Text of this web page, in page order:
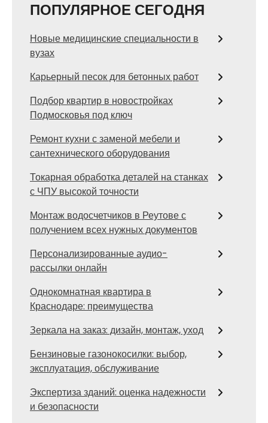
ПОПУЛЯРНОЕ СЕГОДНЯ
Новые медицинские специальности в
вузах
Карьерный песок для бетонных работ
Подбор квартир в новостройках
Подмосковья под ключ
Ремонт кухни с заменой мебели и
сантехнического оборудования
Токарная обработка деталей на станках
с ЧПУ высокой точности
Монтаж водосчетчиков в Реутове с
получением всех нужных документов
Персонализированные аудио-
рассылки онлайн
Однокомнатная квартира в
Краснодаре: преимущества
Зеркала на заказ: дизайн, монтаж, уход
Бензиновые газонокосилки: выбор,
эксплуатация, обслуживание
Экспертиза зданий: оценка надежности
и безопасности